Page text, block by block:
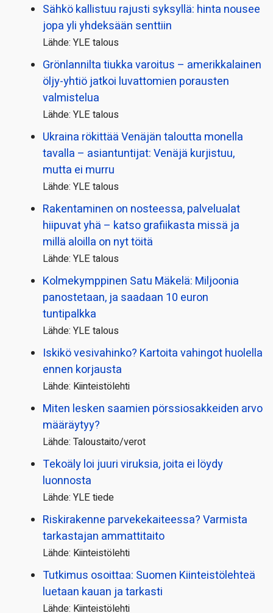
Sähkö kallistuu rajusti syksyllä: hinta nousee
jopa yli yhdeksään senttiin
Lähde: YLE talous
Grönlannilta tiukka varoitus – amerikkalainen
öljy-yhtiö jatkoi luvattomien porausten
valmistelua
Lähde: YLE talous
Ukraina rökittää Venäjän taloutta monella
tavalla – asiantuntijat: Venäjä kurjistuu,
mutta ei murru
Lähde: YLE talous
Rakentaminen on nosteessa, palvelualat
hiipuvat yhä – katso grafiikasta missä ja
millä aloilla on nyt töitä
Lähde: YLE talous
Kolmekymppinen Satu Mäkelä: Miljoonia
panostetaan, ja saadaan 10 euron
tuntipalkka
Lähde: YLE talous
Iskikö vesivahinko? Kartoita vahingot huolella
ennen korjausta
Lähde: Kiinteistölehti
Miten lesken saamien pörssi­osakkeiden arvo
määräytyy?
Lähde: Taloustaito/verot
Tekoäly loi juuri viruksia, joita ei löydy
luonnosta
Lähde: YLE tiede
Riskirakenne parvekekaiteessa? Varmista
tarkastajan ammattitaito
Lähde: Kiinteistölehti
Tutkimus osoittaa: Suomen Kiinteistölehteä
luetaan kauan ja tarkasti
Lähde: Kiinteistölehti